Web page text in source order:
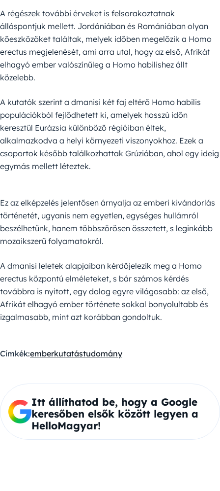
A régészek további érveket is felsorakoztatnak
álláspontjuk mellett. Jordániában és Romániában olyan
kőeszközöket találtak, melyek időben megelőzik a Homo
erectus megjelenését, ami arra utal, hogy az első, Afrikát
elhagyó ember valószínűleg a Homo habilishez állt
közelebb.
A kutatók szerint a dmanisi két faj eltérő Homo habilis
populációkból fejlődhetett ki, amelyek hosszú időn
keresztül Eurázsia különböző régióiban éltek,
alkalmazkodva a helyi környezeti viszonyokhoz. Ezek a
csoportok később találkozhattak Grúziában, ahol egy ideig
egymás mellett léteztek.
Ez az elképzelés jelentősen árnyalja az emberi kivándorlás
történetét, ugyanis nem egyetlen, egységes hullámról
beszélhetünk, hanem többszörösen összetett, s leginkább
mozaikszerű folyamatokról.
A dmanisi leletek alapjaiban kérdőjelezik meg a Homo
erectus központú elméleteket, s bár számos kérdés
továbbra is nyitott, egy dolog egyre világosabb: az első,
Afrikát elhagyó ember története sokkal bonyolultabb és
izgalmasabb, mint azt korábban gondoltuk.
Címkék:emberkutatástudomány
Itt állíthatod be, hogy a Google
keresőben elsők között legyen a
HelloMagyar!